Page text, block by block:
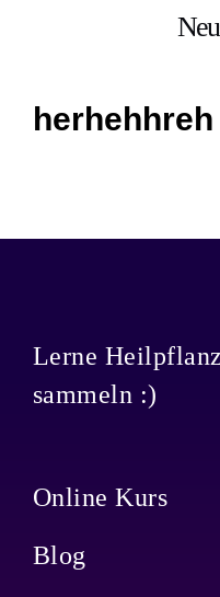
herhehhreh
Lerne
sammeln :)
Online Kurs
Blog